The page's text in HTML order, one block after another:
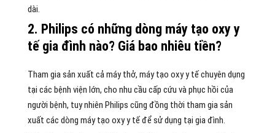
dài.
2. Philips có những dòng máy tạo oxy y
tế gia đình nào? Giá bao nhiêu tiền?
Tham gia sản xuất cả máy thở, máy tạo oxy y tế chuyên dụng
tại các bệnh viện lớn, cho nhu cầu cấp cứu và phục hồi của
người bệnh, tuy nhiên Philips cũng đồng thời tham gia sản
xuất các dòng máy tạo oxy y tế để sử dụng tại gia đình.